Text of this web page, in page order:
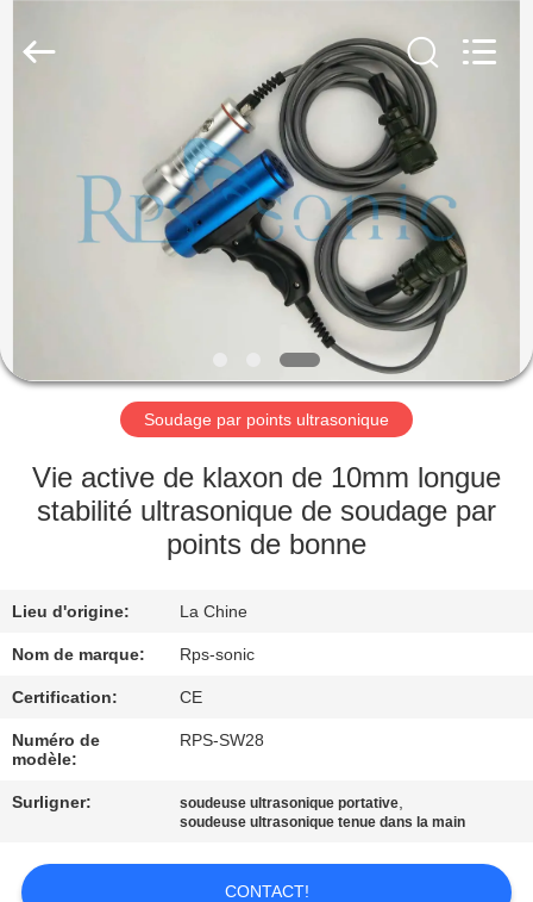
PRODUITS
DE
NOUS
VISITE
D'USINE
DE
QUALITÉ
CONTACTEZ-
NOUS
Co.,
Soudage par points ultrasonique
Vie active de klaxon de 10mm longue
stabilité ultrasonique de soudage par
points de bonne
Lieu d'origine: La Chine
Nom de marque: Rps-sonic
Certification: CE
Numéro de
modèle:
RPS-SW28
Surligner: soudeuse ultrasonique portative,
soudeuse ultrasonique tenue dans la main
CONTACT!